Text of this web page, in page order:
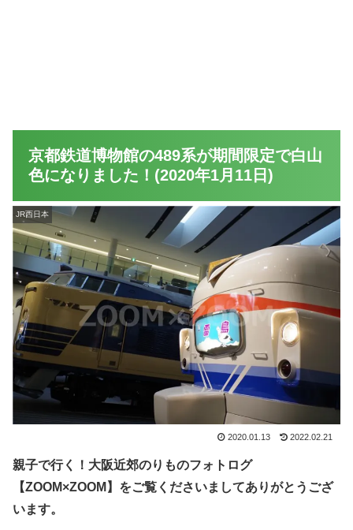
京都鉄道博物館の489系が期間限定で白山
色になりました！(2020年1月11日)
JR西日本
2020.01.13 2022.02.21
親子で行く！大阪近郊のりものフォトログ
【ZOOM×ZOOM】をご覧くださいましてありがとうござ
います。